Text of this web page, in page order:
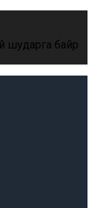
шударга байр